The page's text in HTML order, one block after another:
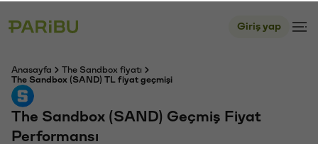
Giriş yap
Anasayfa
The Sandbox fiyatı
The Sandbox (SAND) TL fiyat geçmişi
The Sandbox (SAND) Geçmiş Fiyat
Performansı